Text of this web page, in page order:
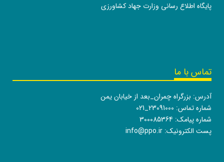
پایگاه اطلاع رسانی وزارت جهاد کشاورزی
تماس با ما
آدرس: بزرگراه چمران_بعد از خیابان یمن
شماره تماس: 021_23091000
شماره پیامک: 300085364
پست الکترونیک: info@ppo.ir